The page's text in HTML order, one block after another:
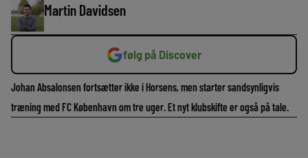
Martin Davidsen
følg på Discover
Johan Absalonsen fortsætter ikke i Horsens, men starter sandsynligvis
træning med FC København om tre uger. Et nyt klubskifte er også på tale.